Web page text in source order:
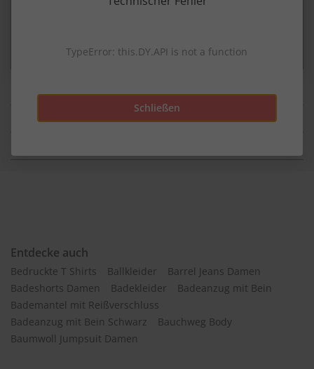
TypeError: this.DY.API is not a function
Schließen
mehr zur Nachhaltigkeit
Details
Entdecke auch
Bedruckte T Shirts Ballkleider
Barrel Jeans Damen
Badeshorts Damen
Badekleider
Badeanzug mit Bein
Bademantel mit Reißverschluss
Badeanzug mit Bein Schwarz
Bauchweg Body
Baumwoll Jumpsuit Damen